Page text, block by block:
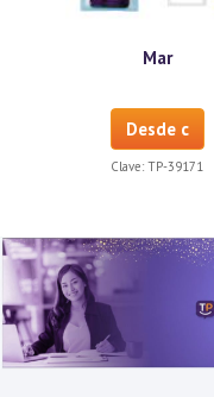
Mar
Desde c
Clave: TP-39171